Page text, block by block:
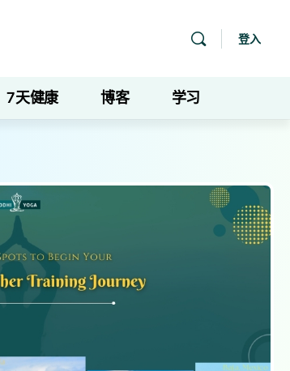
登入
7天健康 博客 学习